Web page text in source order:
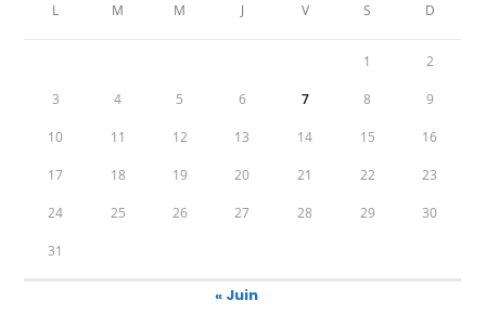
L M M J V S D
1 2
3 4 5 6 7 8 9
10 11 12 13 14 15 16
17 18 19 20 21 22 23
24 25 26 27 28 29 30
31
« Juin